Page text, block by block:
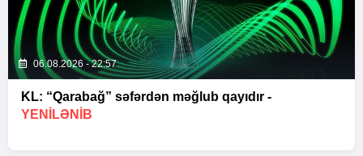
06.08.2026 - 22:57
KL: “Qarabağ” səfərdən məğlub qayıdır -
YENİLƏNİB